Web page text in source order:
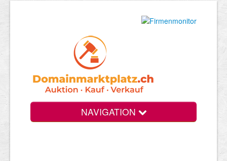
NAVIGATION